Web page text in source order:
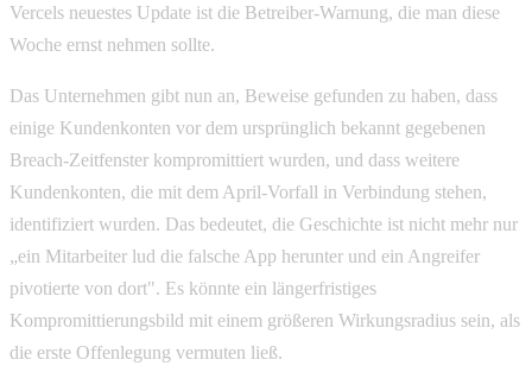
Vercels neuestes Update ist die Betreiber-Warnung, die man diese
Woche ernst nehmen sollte.
Das Unternehmen gibt nun an, Beweise gefunden zu haben, dass
einige Kundenkonten vor dem ursprünglich bekannt gegebenen
Breach-Zeitfenster kompromittiert wurden, und dass weitere
Kundenkonten, die mit dem April-Vorfall in Verbindung stehen,
identifiziert wurden. Das bedeutet, die Geschichte ist nicht mehr nur
„ein Mitarbeiter lud die falsche App herunter und ein Angreifer
pivotierte von dort". Es könnte ein längerfristiges
Kompromittierungsbild mit einem größeren Wirkungsradius sein, als
die erste Offenlegung vermuten ließ.